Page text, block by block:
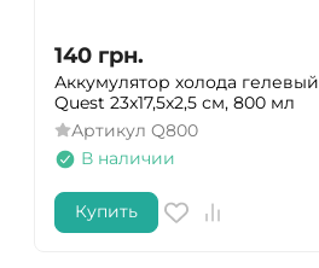
140 грн.
Аккумулятор холода гелевый
Quest 23x17,5x2,5 см, 800 мл
Артикул Q800
В наличии
Купить